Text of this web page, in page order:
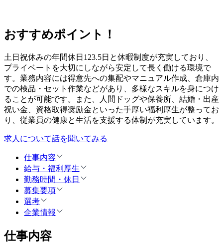
おすすめポイント！
土日祝休みの年間休日123.5日と休暇制度が充実しており、
プライベートを大切にしながら安定して長く働ける環境で
す。業務内容には得意先への集配やマニュアル作成、倉庫内
での検品・セット作業などがあり、多様なスキルを身につけ
ることが可能です。また、人間ドッグや保養所、結婚・出産
祝い金、資格取得奨励金といった手厚い福利厚生が整ってお
り、従業員の健康と生活を支援する体制が充実しています。
求人について話を聞いてみる
仕事内容
給与・福利厚生
勤務時間・休日
募集要項
選考
企業情報
仕事内容